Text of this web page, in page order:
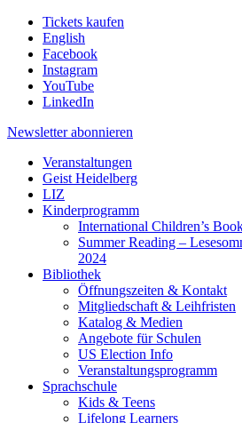
Tickets kaufen
English
Facebook
Instagram
YouTube
LinkedIn
Newsletter abonnieren
Veranstaltungen
Geist Heidelberg
LIZ
Kinderprogramm
International Children’s
Summer Reading –
2024
Bibliothek
Öffnungszeiten & Kontakt
Mitgliedschaft & Leihfristen
Katalog & Medien
Angebote für Schulen
US Election Info
Veranstaltungsprogramm
Sprachschule
Kids & Teens
Lifelong Learners